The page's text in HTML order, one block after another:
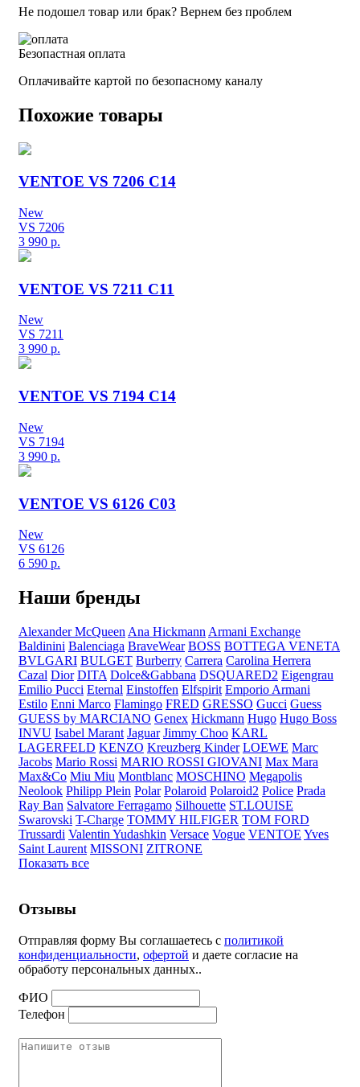
Не подошел товар или брак? Вернем без проблем
Безопастная оплата
Оплачивайте картой по безопасному каналу
Похожие товары
VENTOE VS 7206 C14
New
VS 7206
3 990 р.
VENTOE VS 7211 C11
New
VS 7211
3 990 р.
VENTOE VS 7194 C14
New
VS 7194
3 990 р.
VENTOE VS 6126 C03
New
VS 6126
6 590 р.
Наши бренды
Alexander McQueen Ana Hickmann Armani Exchange
Baldinini Balenciaga BraveWear BOSS BOTTEGA VENETA
BVLGARI BULGET Burberry Carrera Carolina Herrera
Cazal Dior DITA Dolce&Gabbana DSQUARED2 Eigengrau
Emilio Pucci Eternal Einstoffen Elfspirit Emporio Armani
Estilo Enni Marco Flamingo FRED GRESSO Gucci Guess
GUESS by MARCIANO Genex Hickmann Hugo Hugo Boss
INVU Isabel Marant Jaguar Jimmy Choo KARL
LAGERFELD KENZO Kreuzberg Kinder LOEWE Marc
Jacobs Mario Rossi MARIO ROSSI GIOVANI Max Mara
Max&Co Miu Miu Montblanc MOSCHINO Megapolis
Neolook Philipp Plein Polar Polaroid Polaroid2 Police Prada
Ray Ban Salvatore Ferragamo Silhouette ST.LOUISE
Swarovski T-Charge TOMMY HILFIGER TOM FORD
Trussardi Valentin Yudashkin Versace Vogue VENTOE Yves
Saint Laurent MISSONI ZITRONE
Показать все
Отзывы
Отправляя форму Вы соглашаетесь с политикой
конфиденциальности, офертой и даете согласие на
обработу персональных данных..
ФИО
Телефон